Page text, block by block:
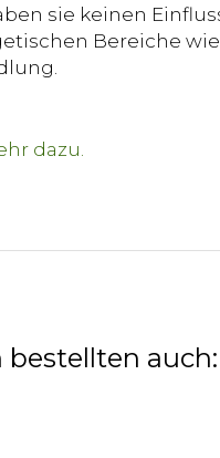
sie keinen
Bereiche
auch: